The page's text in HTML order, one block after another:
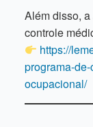
Além disso,
controle
https://
programa-
ocupacional/